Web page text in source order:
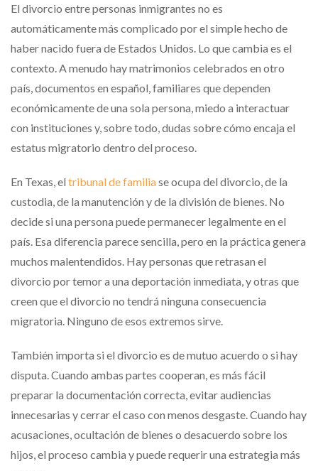
El divorcio entre personas inmigrantes no es
automáticamente más complicado por el simple hecho de
haber nacido fuera de Estados Unidos. Lo que cambia es el
contexto. A menudo hay matrimonios celebrados en otro
país, documentos en español, familiares que dependen
económicamente de una sola persona, miedo a interactuar
con instituciones y, sobre todo, dudas sobre cómo encaja el
estatus migratorio dentro del proceso.
En Texas, el tribunal de familiase ocupa del divorcio, de la
custodia, de la manutención y de la división de bienes. No
decide si una persona puede permanecer legalmente en el
país. Esa diferencia parece sencilla, pero en la práctica genera
muchos malentendidos. Hay personas que retrasan el
divorcio por temor a una deportación inmediata, y otras que
creen que el divorcio no tendrá ninguna consecuencia
migratoria. Ninguno de esos extremos sirve.
También importa si el divorcio es de mutuo acuerdo o si hay
disputa. Cuando ambas partes cooperan, es más fácil
preparar la documentación correcta, evitar audiencias
innecesarias y cerrar el caso con menos desgaste. Cuando hay
acusaciones, ocultación de bienes o desacuerdo sobre los
hijos, el proceso cambia y puede requerir una estrategia más